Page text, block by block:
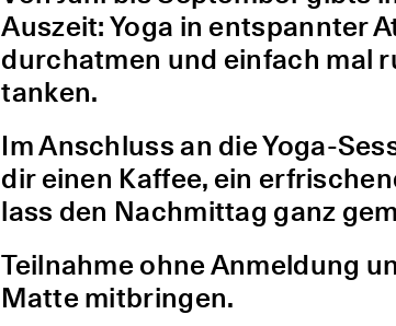
Auszeit: Yoga in entspannter
durchatmen und einfach mal
tanken.
Im Anschluss an die Yoga-
dir einen Kaffee, ein
lass den Nachmittag ganz
Teilnahme ohne Anmeldung
Matte mitbringen.